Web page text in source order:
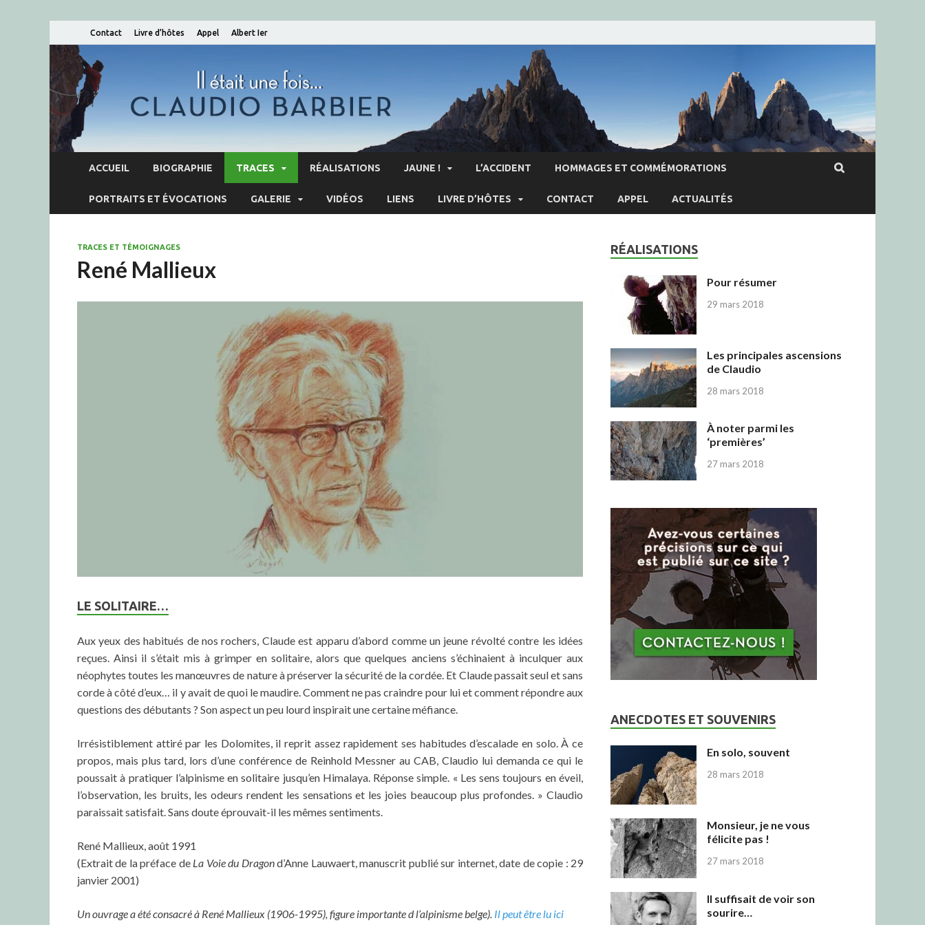
Contact Livre d’hôtes Appel Albert Ier
ACCUEIL BIOGRAPHIE TRACES RÉALISATIONS JAUNE ! L’ACCIDENT HOMMAGES ET COMMÉMORATIONS
PORTRAITS ET ÉVOCATIONS GALERIE VIDÉOS LIENS LIVRE D’HÔTES CONTACT APPEL ACTUALITÉS
TRACES ET TÉMOIGNAGES
René Mallieux
LE SOLITAIRE…
Aux yeux des habitués de nos rochers, Claude est apparu d’abord comme un jeune révolté contre les idées
reçues. Ainsi il s’était mis à grimper en solitaire, alors que quelques anciens s’échinaient à inculquer aux
néophytes toutes les manœuvres de nature à préserver la sécurité de la cordée. Et Claude passait seul et sans
corde à côté d’eux… il y avait de quoi le maudire. Comment ne pas craindre pour lui et comment répondre aux
questions des débutants ? Son aspect un peu lourd inspirait une certaine méfiance.
Irrésistiblement attiré par les Dolomites, il reprit assez rapidement ses habitudes d’escalade en solo. À ce
propos, mais plus tard, lors d’une conférence de Reinhold Messner au CAB, Claudio lui demanda ce qui le
poussait à pratiquer l’alpinisme en solitaire jusqu’en Himalaya. Réponse simple. « Les sens toujours en éveil,
l’observation, les bruits, les odeurs rendent les sensations et les joies beaucoup plus profondes. » Claudio
paraissait satisfait. Sans doute éprouvait-il les mêmes sentiments.
René Mallieux, août 1991
(Extrait de la préface de La Voie du Dragond’Anne Lauwaert, manuscrit publié sur internet, date de copie : 29
janvier 2001)
Un ouvrage a été consacré à René Mallieux (1906-1995), figure importante d l’alpinisme belge). Il peut être lu ici
RÉALISATIONS
Pour résumer
29 mars 2018
Les principales ascensions
de Claudio
28 mars 2018
À noter parmi les
‘premières’
27 mars 2018
ANECDOTES ET SOUVENIRS
En solo, souvent
28 mars 2018
Monsieur, je ne vous
félicite pas !
27 mars 2018
Il suffisait de voir son
sourire…